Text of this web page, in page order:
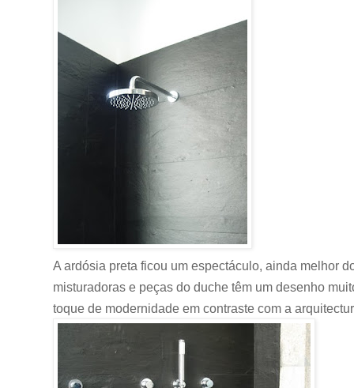
A ardósia preta ficou um espectáculo, ainda melhor
misturadoras e peças do duche têm um desenho
toque de modernidade em contraste com a